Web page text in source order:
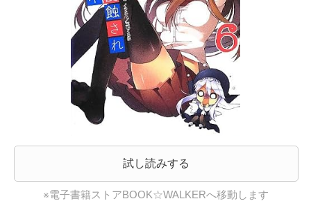
試し読みする
※電子書籍ストアBOOK☆WALKERへ移動します